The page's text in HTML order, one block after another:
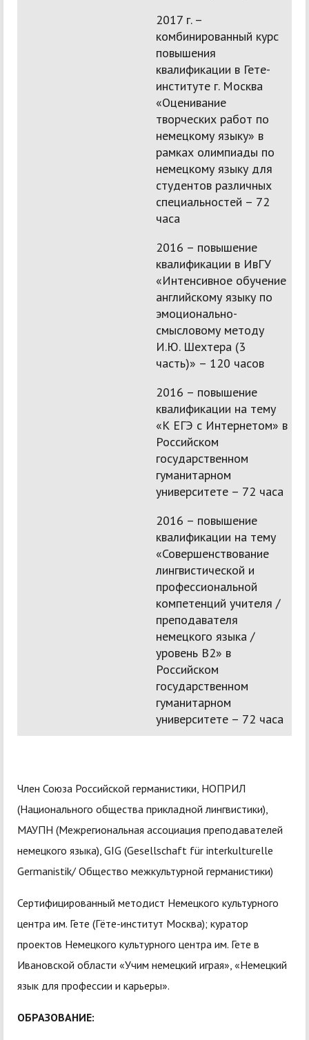
2017 г. –
комбинированный курс
повышения
квалификации в Гете-
институте г. Москва
«Оценивание
творческих работ по
немецкому языку» в
рамках олимпиады по
немецкому языку для
студентов различных
специальностей – 72
часа
2016 – повышение
квалификации в ИвГУ
«Интенсивное обучение
английскому языку по
эмоционально-
смысловому методу
И.Ю. Шехтера (3
часть)» – 120 часов
2016 – повышение
квалификации на тему
«К ЕГЭ с Интернетом» в
Российском
государственном
гуманитарном
университете – 72 часа
2016 – повышение
квалификации на тему
«Совершенствование
лингвистической и
профессиональной
компетенций учителя /
преподавателя
немецкого языка /
уровень В2» в
Российском
государственном
гуманитарном
университете – 72 часа
Член Союза Российской германистики, НОПРИЛ
(Национального общества прикладной лингвистики),
МАУПН (Межрегиональная ассоциация преподавателей
немецкого языка), GIG (Gesellschaft für interkulturelle
Germanistik/ Общество межкультурной германистики)
Сертифицированный методист Немецкого культурного
центра им. Гете (Гёте-институт Москва); куратор
проектов Немецкого культурного центра им. Гете в
Ивановской области «Учим немецкий играя», «Немецкий
язык для профессии и карьеры».
ОБРАЗОВАНИЕ: